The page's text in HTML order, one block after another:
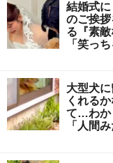
結婚式
のご挨
る『素
「笑っ
大型犬
くれる
て…わか
「人間